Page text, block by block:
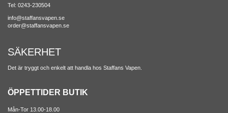
Tel: 0243-230504
info@staffansvapen.se
order@staffansvapen.se
SÄKERHET
Det är tryggt och enkelt att handla hos Staffans Vapen.
ÖPPETTIDER BUTIK
Mån-Tor 13.00-18.00